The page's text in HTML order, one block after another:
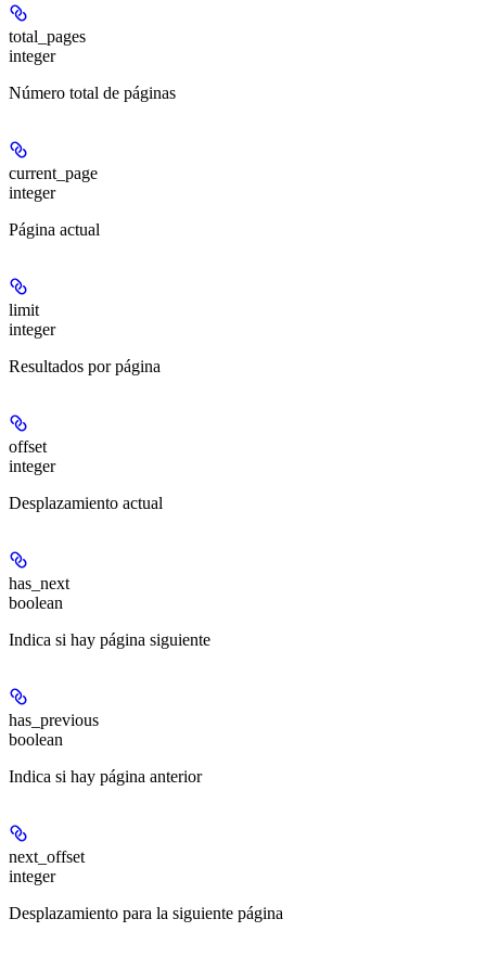
total_pages
integer
Número total de páginas
current_page
integer
Página actual
limit
integer
Resultados por página
offset
integer
Desplazamiento actual
has_next
boolean
Indica si hay página siguiente
has_previous
boolean
Indica si hay página anterior
next_offset
integer
Desplazamiento para la siguiente página